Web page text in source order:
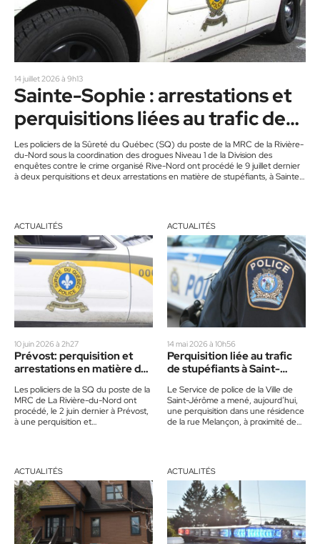
14 juillet 2026 à 9h13
Sainte-Sophie : arrestations et
perquisitions liées au trafic de
stupéfiants
Les policiers de la Sûreté du Québec (SQ) du poste de la MRC de la Rivière-
du-Nord sous la coordination des drogues Niveau 1 de la Division des
enquêtes contre le crime organisé Rive-Nord ont procédé le 9 juillet dernier
à deux perquisitions et deux arrestations en matière de stupéfiants, à Sainte-
ACTUALITÉS
10 juin 2026 à 2h27
Prévost: perquisition et
arrestations en matière de
Les policiers de la SQ du poste de la
MRC de La Rivière-du-Nord ont
procédé, le 2 juin dernier à Prévost,
à une perquisition et…
ACTUALITÉS
14 mai 2026 à 10h56
Perquisition liée au trafic
de stupéfiants à Saint-
Le Service de police de la Ville de
Saint-Jérôme a mené, aujourd’hui,
une perquisition dans une résidence
de la rue Melançon, à proximité de
ACTUALITÉS ACTUALITÉS